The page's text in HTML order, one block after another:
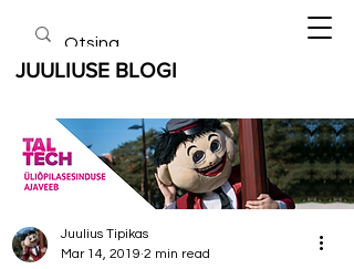
JUULIUSE BLOGI
Juulius Tipikas
Mar 14, 2019 2 min read